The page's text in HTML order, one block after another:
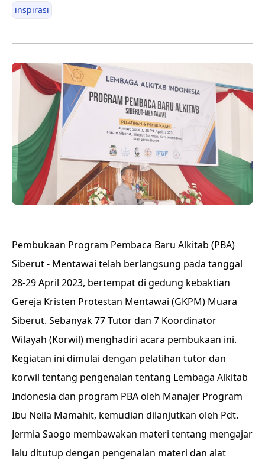
inspirasi
Pembukaan Program Pembaca Baru Alkitab (PBA)
Siberut - Mentawai telah berlangsung pada tanggal
28-29 April 2023, bertempat di gedung kebaktian
Gereja Kristen Protestan Mentawai (GKPM) Muara
Siberut. Sebanyak 77 Tutor dan 7 Koordinator
Wilayah (Korwil) menghadiri acara pembukaan ini.
Kegiatan ini dimulai dengan pelatihan tutor dan
korwil tentang pengenalan tentang Lembaga Alkitab
Indonesia dan program PBA oleh Manajer Program
Ibu Neila Mamahit, kemudian dilanjutkan oleh Pdt.
Jermia Saogo membawakan materi tentang mengajar
lalu ditutup dengan pengenalan materi dan alat